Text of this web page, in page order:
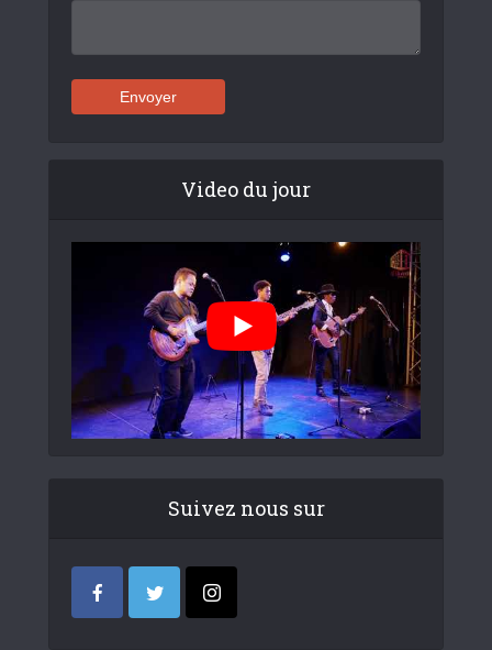
Video du jour
Suivez nous sur